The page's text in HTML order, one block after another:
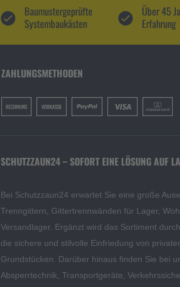
Baumustergeprüfte
Systembaukästen
Über 45
Erfahrung
ZAHLUNGSMETHODEN
SCHUTZZAUN24 – SOFORT EINE LÖSUNG AUF
Bei Schutzzaun24 erwartet Sie eine große
Trenngittern, Gittertrennwänden für Lager,
Versandlager. Ergänzt wird das Sortiment
die sichere und stilvolle Einfriedung von
Grundstücken. Darüber hinaus finden Sie bei
Absperrtechnik, Transportgeräte,